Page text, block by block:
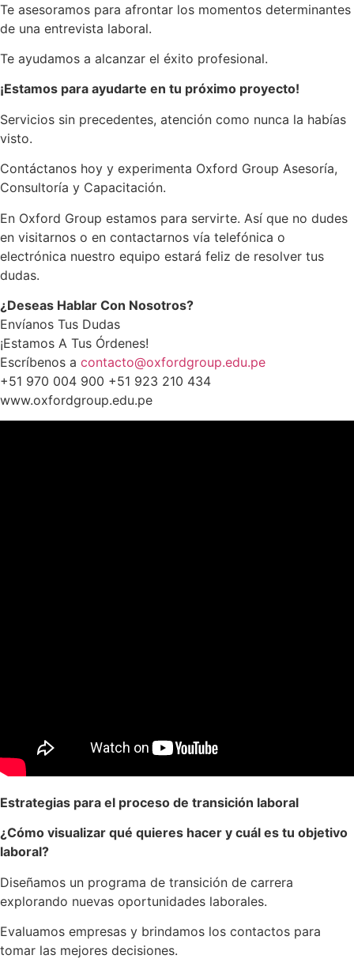
Te asesoramos para afrontar los momentos determinantes
de una entrevista laboral.
Te ayudamos a alcanzar el éxito profesional.
¡Estamos para ayudarte en tu próximo proyecto!
Servicios sin precedentes, atención como nunca la habías
visto.
Contáctanos hoy y experimenta Oxford Group Asesoría,
Consultoría y Capacitación.
En Oxford Group estamos para servirte. Así que no dudes
en visitarnos o en contactarnos vía telefónica o
electrónica nuestro equipo estará feliz de resolver tus
dudas.
¿Deseas Hablar Con Nosotros?
Envíanos Tus Dudas
¡Estamos A Tus Órdenes!
Escríbenos a contacto@oxfordgroup.edu.pe
+51 970 004 900 +51 923 210 434
www.oxfordgroup.edu.pe
Estrategias para el proceso de transición laboral
¿Cómo visualizar qué quieres hacer y cuál es tu objetivo
laboral?
Diseñamos un programa de transición de carrera
explorando nuevas oportunidades laborales.
Evaluamos empresas y brindamos los contactos para
tomar las mejores decisiones.